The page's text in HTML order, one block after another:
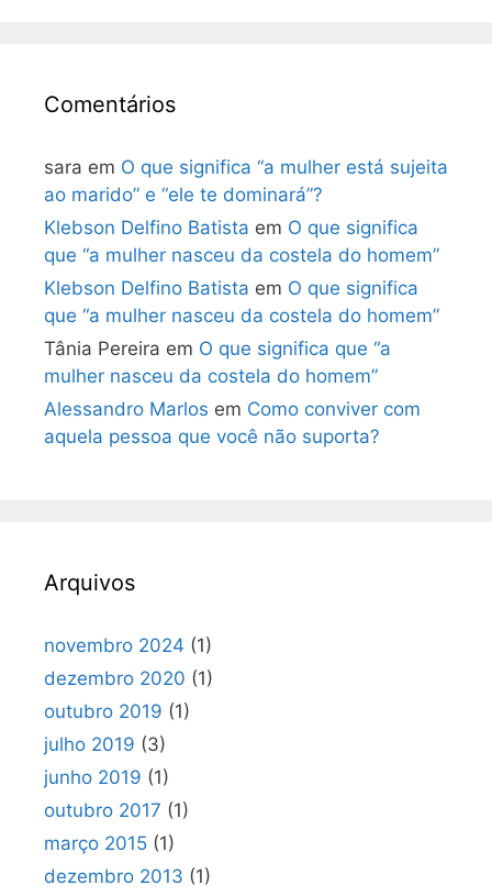
Comentários
sara em O que significa “a mulher está sujeita
ao marido” e “ele te dominará”?
Klebson Delfino Batista em O que significa
que “a mulher nasceu da costela do homem”
Klebson Delfino Batista em O que significa
que “a mulher nasceu da costela do homem”
Tânia Pereira em O que significa que “a
mulher nasceu da costela do homem”
Alessandro Marlos em Como conviver com
aquela pessoa que você não suporta?
Arquivos
novembro 2024 (1)
dezembro 2020 (1)
outubro 2019 (1)
julho 2019 (3)
junho 2019 (1)
outubro 2017 (1)
março 2015 (1)
dezembro 2013 (1)